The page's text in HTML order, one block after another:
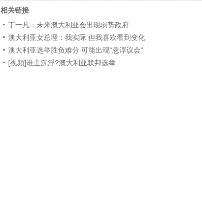
相关链接
丁一凡：未来澳大利亚会出现弱势政府
澳大利亚女总理：我实际 但我喜欢看到变化
澳大利亚选举胜负难分 可能出现“悬浮议会”
[视频]谁主沉浮?澳大利亚联邦选举